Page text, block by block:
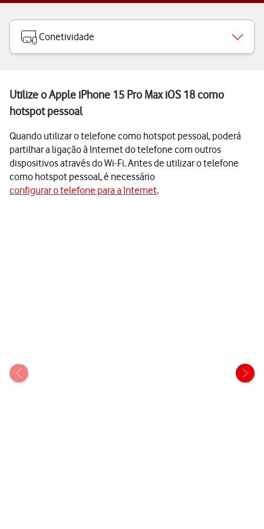
Conetividade
Utilize o Apple iPhone 15 Pro Max iOS 18 como
hotspot pessoal
Quando utilizar o telefone como hotspot pessoal, poderá
partilhar a ligação à Internet do telefone com outros
dispositivos através do Wi-Fi. Antes de utilizar o telefone
como hotspot pessoal, é necessário
configurar o telefone para a Internet.